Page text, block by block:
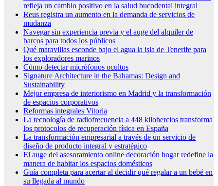
refleja un cambio positivo en la salud bucodental integral
Reus registra un aumento en la demanda de servicios de
mudanza
Navegar sin experiencia previa y el auge del alquiler de
barcos para todos los públicos
Qué maravillas esconde bajo el agua la isla de Tenerife para
los exploradores marinos
Cómo detectar micrófonos ocultos
Signature Architecture in the Bahamas: Design and
Sustainability
Mejor empresa de interiorismo en Madrid y la transformación
de espacios corporativos
Reformas integrales Vitoria
La tecnología de radiofrecuencia a 448 kilohercios transforma
los protocolos de recuperación física en España
La transformación empresarial a través de un servicio de
diseño de producto integral y estratégico
El auge del asesoramiento online decoración hogar redefine la
manera de habitar los espacios domésticos
Guía completa para acertar al decidir qué regalar a un bebé en
su llegada al mundo